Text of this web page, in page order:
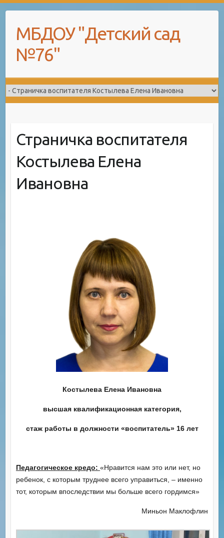
contentМБДОУ "Детский сад
№76"
Страничка воспитателя
Костылева Елена
Ивановна
Костылева Елена Ивановна
высшая квалификационная категория,
стаж работы в должности «воспитатель» 16 лет
Педагогическое кредо: «Нравится нам это или нет, но
ребенок, с которым труднее всего управиться, – именно
тот, которым впоследствии мы больше всего гордимся»
Миньон Маклофлин